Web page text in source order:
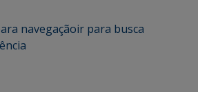
navegaçãoir para busca